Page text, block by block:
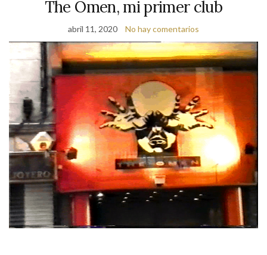
The Omen, mi primer club
abril 11, 2020 No hay comentarios